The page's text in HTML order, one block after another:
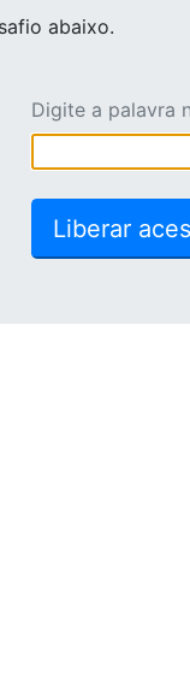
abaixo.
Digite a palavra